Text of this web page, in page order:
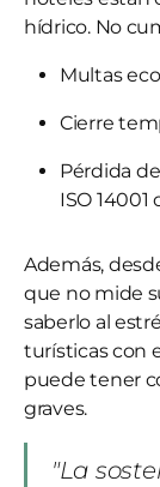
hídrico. No
Multas
Cierre
Pérdida
ISO 14001
Además,
que no mide
saberlo al
turísticas con
puede tener
graves.
"La